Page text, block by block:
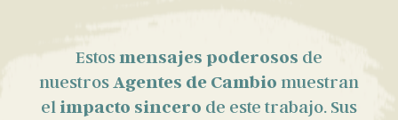
Estosmensajes poderosos de
nuestrosAgentes de Cambio muestran
el impacto sincero de este trabajo. Sus